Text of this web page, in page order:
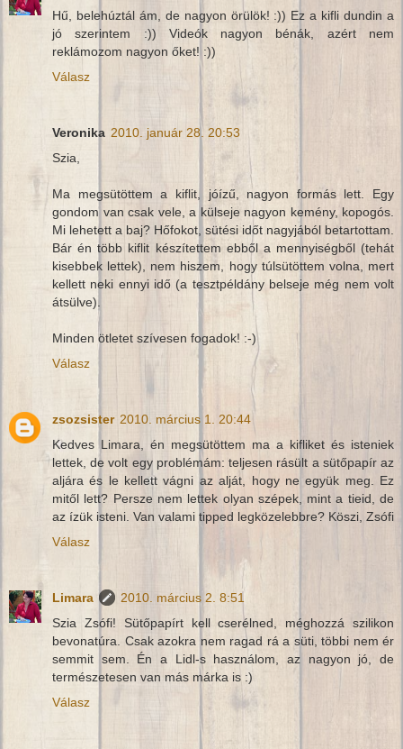
Hű, belehúztál ám, de nagyon örülök! :)) Ez a kifli dundin a
jó szerintem :)) Videók nagyon bénák, azért nem
reklámozom nagyon őket! :))
Válasz
Veronika 2010. január 28. 20:53
Szia,
Ma megsütöttem a kiflit, jóízű, nagyon formás lett. Egy
gondom van csak vele, a külseje nagyon kemény, kopogós.
Mi lehetett a baj? Hőfokot, sütési időt nagyjából betartottam.
Bár én több kiflit készítettem ebből a mennyiségből (tehát
kisebbek lettek), nem hiszem, hogy túlsütöttem volna, mert
kellett neki ennyi idő (a tesztpéldány belseje még nem volt
átsülve).
Minden ötletet szívesen fogadok! :-)
Válasz
zsozsister 2010. március 1. 20:44
Kedves Limara, én megsütöttem ma a kifliket és isteniek
lettek, de volt egy problémám: teljesen rásült a sütőpapír az
aljára és le kellett vágni az alját, hogy ne együk meg. Ez
mitől lett? Persze nem lettek olyan szépek, mint a tieid, de
az ízük isteni. Van valami tipped legközelebbre? Köszi, Zsófi
Válasz
Limara
2010. március 2. 8:51
Szia Zsófi! Sütőpapírt kell cserélned, méghozzá szilikon
bevonatúra. Csak azokra nem ragad rá a süti, többi nem ér
semmit sem. Én a Lidl-s használom, az nagyon jó, de
természetesen van más márka is :)
Válasz